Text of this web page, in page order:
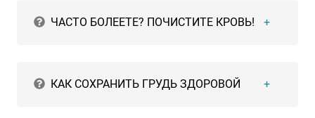
ЧАСТО БОЛЕЕТЕ? ПОЧИСТИТЕ КРОВЬ!
КАК СОХРАНИТЬ ГРУДЬ ЗДОРОВОЙ